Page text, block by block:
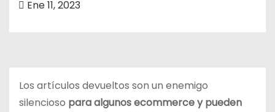
Ene 11, 2023
Los artículos devueltos son un enemigo
silencioso para algunos ecommerce y pueden